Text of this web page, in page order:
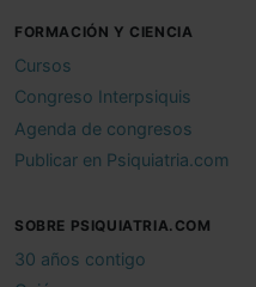
FORMACIÓN Y CIENCIA
Cursos
Congreso Interpsiquis
Agenda de congresos
Publicar en Psiquiatria.com
SOBRE PSIQUIATRIA.COM
30 años contigo